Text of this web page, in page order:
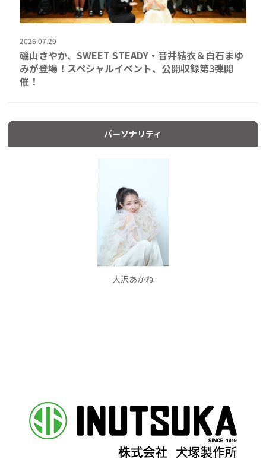
2026.07.29
磯山さやか、SWEET STEADY・音井結衣＆白石まゆ
みが登場！スペシャルイベント、公開収録第3弾開
催！
パーソナリティ
大沢あかね